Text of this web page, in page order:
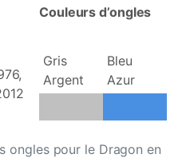
ongles pour le Dragon en
Couleurs d’ongles
Gris
Argent
Bleu
Azur